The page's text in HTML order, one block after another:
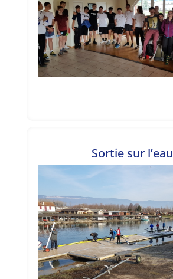
Sortie sur l’eau